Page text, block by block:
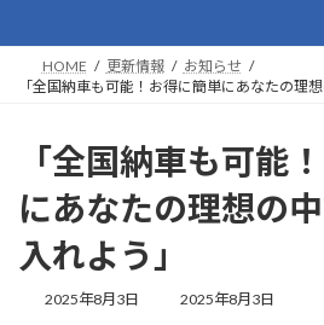
HOME 更新情報
お知らせ
「全国納車も可能！お得に簡単にあなたの理
「全国納車も可能
にあなたの理想の
入れよう」
2025年8月3日
最
2025年8月3日